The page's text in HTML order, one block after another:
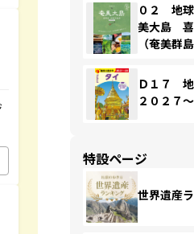
０２ 地
美大島
（奄美群
Ｄ１７
２０２７
特設ページ
世界遺産